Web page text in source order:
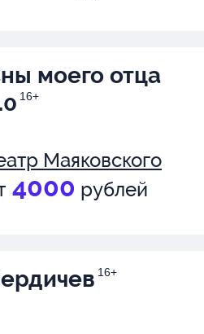
моего отца
16+
Маяковского
4000 рублей
16+